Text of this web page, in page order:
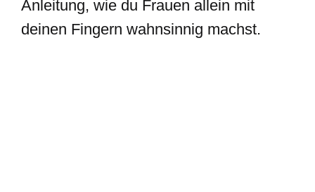
Anleitung, wie du Frauen allein mit
deinen Fingern wahnsinnig machst.